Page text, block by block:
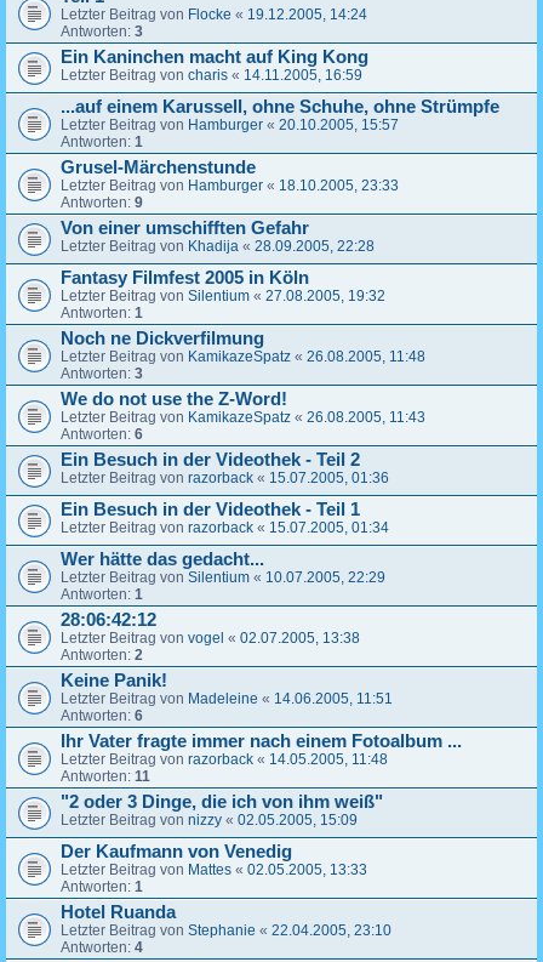
Letzter Beitrag von Flocke « 19.12.2005, 14:24
Antworten: 3
Ein Kaninchen macht auf King Kong
Letzter Beitrag von charis « 14.11.2005, 16:59
...auf einem Karussell, ohne Schuhe, ohne Strümpfe
Letzter Beitrag von Hamburger « 20.10.2005, 15:57
Antworten: 1
Grusel-Märchenstunde
Letzter Beitrag von Hamburger « 18.10.2005, 23:33
Antworten: 9
Von einer umschifften Gefahr
Letzter Beitrag von Khadija « 28.09.2005, 22:28
Fantasy Filmfest 2005 in Köln
Letzter Beitrag von Silentium « 27.08.2005, 19:32
Antworten: 1
Noch ne Dickverfilmung
Letzter Beitrag von KamikazeSpatz « 26.08.2005, 11:48
Antworten: 3
We do not use the Z-Word!
Letzter Beitrag von KamikazeSpatz « 26.08.2005, 11:43
Antworten: 6
Ein Besuch in der Videothek - Teil 2
Letzter Beitrag von razorback « 15.07.2005, 01:36
Ein Besuch in der Videothek - Teil 1
Letzter Beitrag von razorback « 15.07.2005, 01:34
Wer hätte das gedacht...
Letzter Beitrag von Silentium « 10.07.2005, 22:29
Antworten: 1
28:06:42:12
Letzter Beitrag von vogel « 02.07.2005, 13:38
Antworten: 2
Keine Panik!
Letzter Beitrag von Madeleine « 14.06.2005, 11:51
Antworten: 6
Ihr Vater fragte immer nach einem Fotoalbum ...
Letzter Beitrag von razorback « 14.05.2005, 11:48
Antworten: 11
"2 oder 3 Dinge, die ich von ihm weiß"
Letzter Beitrag von nizzy « 02.05.2005, 15:09
Der Kaufmann von Venedig
Letzter Beitrag von Mattes « 02.05.2005, 13:33
Antworten: 1
Hotel Ruanda
Letzter Beitrag von Stephanie « 22.04.2005, 23:10
Antworten: 4